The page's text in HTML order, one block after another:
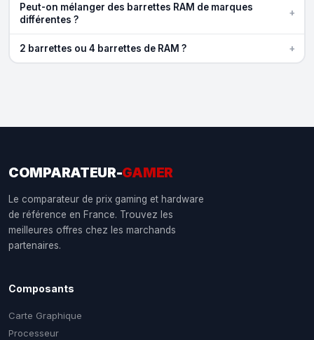
Peut-on mélanger des barrettes RAM de marques
différentes ?
+
2 barrettes ou 4 barrettes de RAM ? +
COMPARATEUR-GAMER
Le comparateur de prix gaming et hardware
de référence en France. Trouvez les
meilleures offres chez les marchands
partenaires.
Composants
Carte Graphique
Processeur